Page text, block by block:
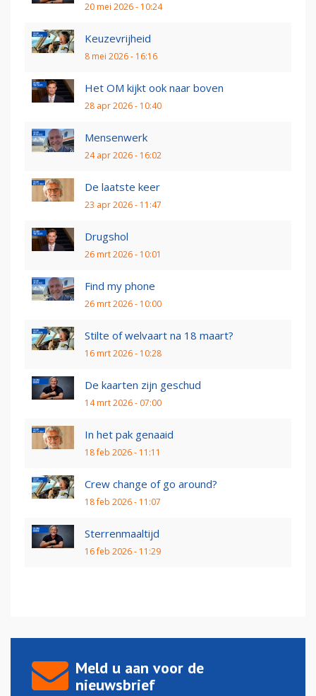
20 mei 2026 - 10:24
Keuzevrijheid
8 mei 2026 - 16:16
Het OM kijkt ook naar boven
28 apr 2026 - 10:40
Mensenwerk
24 apr 2026 - 16:02
De laatste keer
23 apr 2026 - 11:47
Drugshol
26 mrt 2026 - 10:01
Find my phone
26 mrt 2026 - 10:00
Stilte of welvaart na 18 maart?
16 mrt 2026 - 10:28
De kaarten zijn geschud
14 mrt 2026 - 07:00
In het pak genaaid
18 feb 2026 - 11:11
Crew change of go around?
18 feb 2026 - 11:07
Sterrenmaaltijd
16 feb 2026 - 11:29
Meld u aan voor de
nieuwsbrief